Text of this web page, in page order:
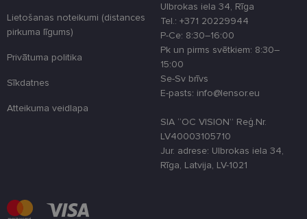
Lietošanas noteikumi (distances
pirkuma līgums)
Privātuma politika
Sīkdatnes
Atteikuma veidlapa
Ulbrokas iela 34, Rīga
Tel.: +371 20229944
P-Ce: 8:30–16:00
Pk un pirms svētkiem: 8:30–
15:00
Se-Sv brīvs
E-pasts: info@lensor.eu
SIA “OC VISION” Reģ.Nr.
LV40003105710
Jur. adrese: Ulbrokas iela 34,
Rīga, Latvija, LV-1021
Nosaukums
Nodrošinātājs
/ Joma
Derīguma
termiņš
4 nedēļas
izmantots,
tīmekļa
www.lensor.eu
1 gads